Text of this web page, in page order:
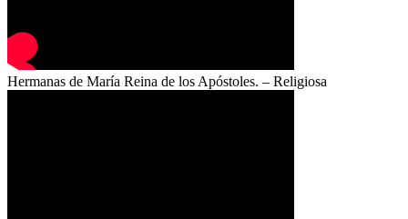
Hermanas de María Reina de los Apóstoles. – Religiosa